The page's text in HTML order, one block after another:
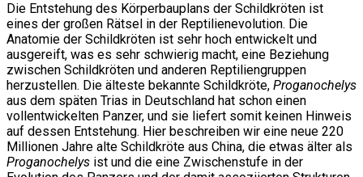
Die Entstehung des Körperbauplans der Schildkröten ist
eines der großen Rätsel in der Reptilienevolution. Die
Anatomie der Schildkröten ist sehr hoch entwickelt und
ausgereift, was es sehr schwierig macht, eine Beziehung
zwischen Schildkröten und anderen Reptiliengruppen
herzustellen. Die älteste bekannte Schildkröte, Proganochelys
aus dem späten Trias in Deutschland hat schon einen
vollentwickelten Panzer, und sie liefert somit keinen Hinweis
auf dessen Entstehung. Hier beschreiben wir eine neue 220
Millionen Jahre alte Schildkröte aus China, die etwas älter als
Proganochelys ist und die eine Zwischenstufe in der